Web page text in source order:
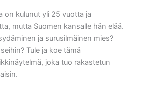
on kulunut yli 25 vuotta ja
mutta Suomen kansalle hän elää.
ja surusilmäinen mies?
Tule ja koe tämä
joka tuo rakastetun